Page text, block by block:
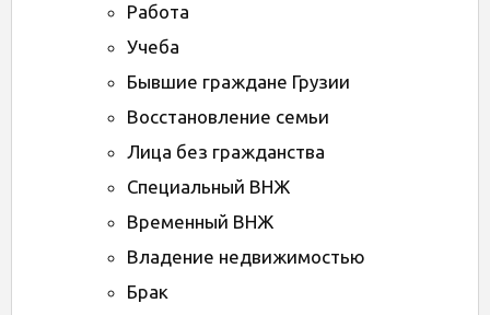
Работа
Учеба
Бывшие граждане Грузии
Восстановление семьи
Лица без гражданства
Специальный ВНЖ
Временный ВНЖ
Владение недвижимостью
Брак